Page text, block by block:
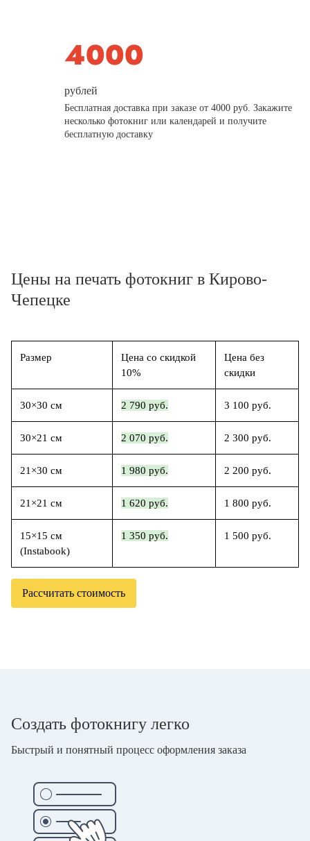
рублей
Бесплатная доставка при заказе от 4000 руб. Закажите
несколько фотокниг или календарей и получите
бесплатную доставку
Цены на печать фотокниг в Кирово-
Чепецке
Размер
Цена со скидкой
10%
Цена без
скидки
30×30 см 2 790 руб. 3 100 руб.
30×21 см 2 070 руб. 2 300 руб.
21×30 см 1 980 руб. 2 200 руб.
21×21 см 1 620 руб. 1 800 руб.
15×15 см
(Instabook)
1 350 руб. 1 500 руб.
Рассчитать стоимость
Создать фотокнигу легко
Быстрый и понятный процесс оформления заказа